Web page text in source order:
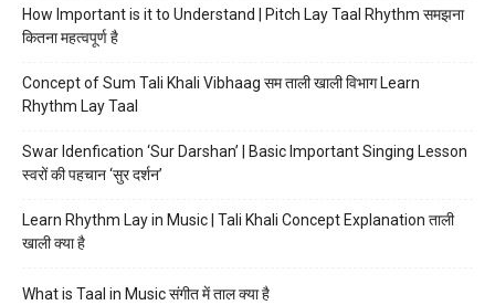
How Important is it to Understand | Pitch Lay Taal Rhythm समझना
कितना महत्वपूर्ण है
Concept of Sum Tali Khali Vibhaag सम ताली खाली विभाग Learn
Rhythm Lay Taal
Swar Idenfication ‘Sur Darshan’ | Basic Important Singing Lesson
स्वरों की पहचान ‘सुर दर्शन’
Learn Rhythm Lay in Music | Tali Khali Concept Explanation ताली
खाली क्या है
What is Taal in Music संगीत में ताल क्या है